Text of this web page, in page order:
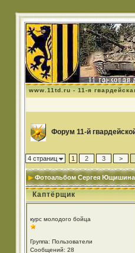
www.11td.ru - 11-я
Форум 11-й
4 страниц 1 2 3 >
Фотоальбом Сергея
Каптёрщик
курс молодого бойца
Группа: Пользователи
Сообщений: 28